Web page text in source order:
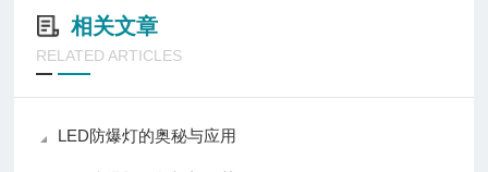
相关文章
RELATED ARTICLES
LED防爆灯的奥秘与应用